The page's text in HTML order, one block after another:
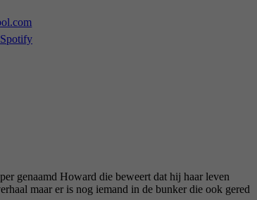
Spotify
genaamd Howard die beweert dat hij haar leven
maar er is nog iemand in de bunker die ook gered